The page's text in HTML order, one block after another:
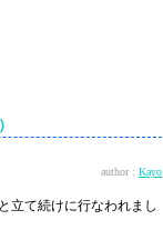
author : Kayo
立て続けに行なわれまし